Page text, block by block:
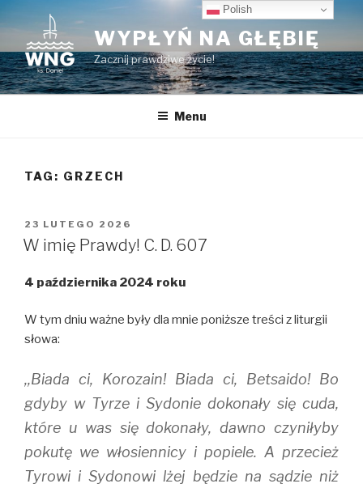
Przeskocz
do
treści
WYPŁYŃ NA GŁĘBIĘ
Zacznij prawdziwe życie!
Menu
TAG: GRZECH
OPUBLIKOWANE
W
23 LUTEGO 2026
W imię Prawdy! C. D. 607
4 października 2024 roku
W tym dniu ważne były dla mnie poniższe treści z liturgii
słowa:
,,Biada ci, Korozain! Biada ci, Betsaido! Bo
gdyby w Tyrze i Sydonie dokonały się cuda,
które u was się dokonały, dawno czyniłyby
pokutę we włosiennicy i popiele. A przecież
Tyrowi i Sydonowi lżej będzie na sądzie niż
Polish